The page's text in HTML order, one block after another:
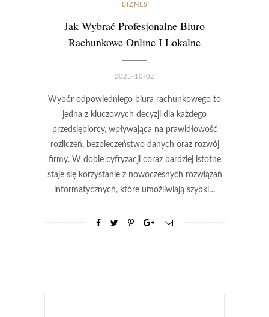
BIZNES
Jak Wybrać Profesjonalne Biuro
Rachunkowe Online I Lokalne
2025-10-02
Wybór odpowiedniego biura rachunkowego to
jedna z kluczowych decyzji dla każdego
przedsiębiorcy, wpływająca na prawidłowość
rozliczeń, bezpieczeństwo danych oraz rozwój
firmy. W dobie cyfryzacji coraz bardziej istotne
staje się korzystanie z nowoczesnych rozwiązań
informatycznych, które umożliwiają szybki…